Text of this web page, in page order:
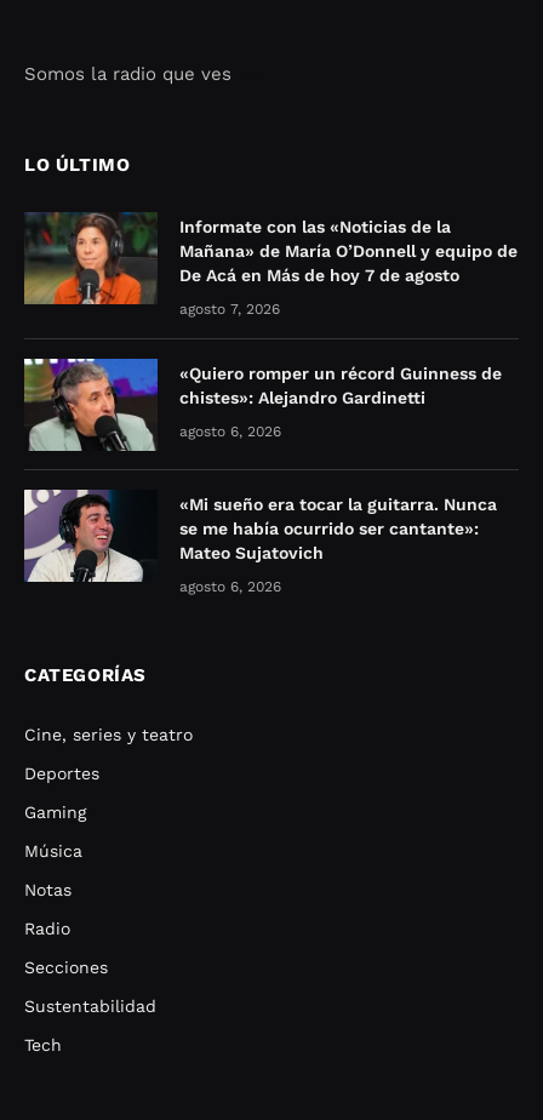
Somos la radio que ves
LO ÚLTIMO
Informate con las «Noticias de la
Mañana» de María O’Donnell y equipo de
De Acá en Más de hoy 7 de agosto
agosto 7, 2026
«Quiero romper un récord Guinness de
chistes»: Alejandro Gardinetti
agosto 6, 2026
«Mi sueño era tocar la guitarra. Nunca
se me había ocurrido ser cantante»:
Mateo Sujatovich
agosto 6, 2026
CATEGORÍAS
Cine, series y teatro
Deportes
Gaming
Música
Notas
Radio
Secciones
Sustentabilidad
Tech